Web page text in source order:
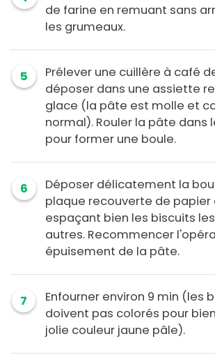
de farine en remuant sans
les grumeaux.
5
Prélever une cuillère à café
déposer dans une assiette
glace (la pâte est molle et
normal). Rouler la pâte dans
pour former une boule.
6
Déposer délicatement la
plaque recouverte de papier
espaçant bien les biscuits
autres. Recommencer
épuisement de la pâte.
7
Enfourner environ 9 min (les
doivent pas colorés pour
jolie couleur jaune pâle).